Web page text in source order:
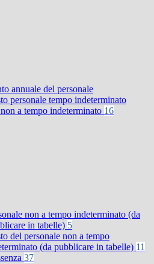
annuale del personale
personale tempo indeterminato
a tempo indeterminato 16
non a tempo indeterminato (da
in tabelle) 5
del personale non a tempo
(da pubblicare in tabelle) 11
37